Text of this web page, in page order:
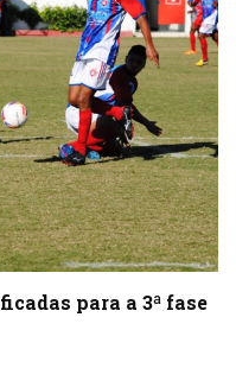
para a 3ª fase